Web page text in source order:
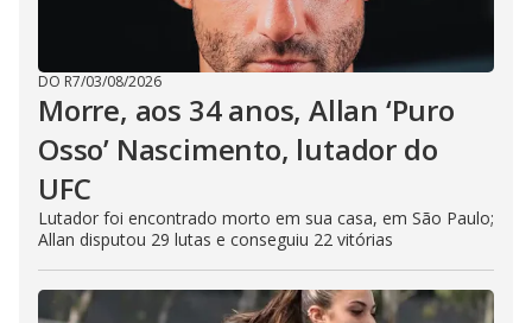
DO R7/03/08/2026
Morre, aos 34 anos, Allan ‘Puro
Osso’ Nascimento, lutador do
UFC
Lutador foi encontrado morto em sua casa, em São Paulo;
Allan disputou 29 lutas e conseguiu 22 vitórias